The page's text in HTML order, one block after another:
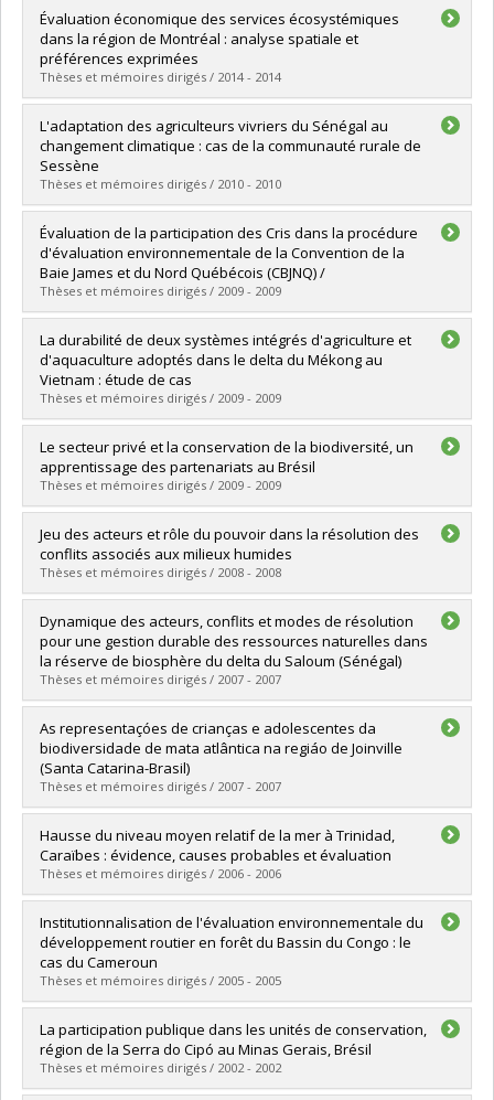
Graduate :Choquette, Martin
Cycle :Master's
Grade :M. Sc.
Lien vers le document dans Papyrus
Évaluation économique des services écosystémiques
dans la région de Montréal : analyse spatiale et
préférences exprimées
Thèses et mémoires dirigés / 2014 - 2014
Graduate :Dupras, Jérôme
Cycle :Doctoral
Grade :Ph. D.
Lien vers le document dans Papyrus
L'adaptation des agriculteurs vivriers du Sénégal au
changement climatique : cas de la communauté rurale de
Sessène
Thèses et mémoires dirigés / 2010 - 2010
Graduate :Fabre, Coline C.
Cycle :Master's
Grade :M. Sc.
Lien vers le document dans Papyrus
Évaluation de la participation des Cris dans la procédure
d'évaluation environnementale de la Convention de la
Baie James et du Nord Québécois (CBJNQ) /
Thèses et mémoires dirigés / 2009 - 2009
Graduate :Le Blanc, Kelly
Cycle :Master's
Grade :M. Sc.
Lien vers le document dans Papyrus
La durabilité de deux systèmes intégrés d'agriculture et
d'aquaculture adoptés dans le delta du Mékong au
Vietnam : étude de cas
Thèses et mémoires dirigés / 2009 - 2009
Graduate :Tanguay, Louis
Cycle :Master's
Grade :M. Sc.
Lien vers le document dans Papyrus
Le secteur privé et la conservation de la biodiversité, un
apprentissage des partenariats au Brésil
Thèses et mémoires dirigés / 2009 - 2009
Graduate :Beaulac, Geneviève
Cycle :Doctoral
Grade :Ph. D.
Lien vers le document dans Papyrus
Jeu des acteurs et rôle du pouvoir dans la résolution des
conflits associés aux milieux humides
Thèses et mémoires dirigés / 2008 - 2008
Graduate : Benmehrez, Malia
Cycle :Master's
Grade :M. Sc.
Lien vers le document dans Papyrus
Dynamique des acteurs, conflits et modes de résolution
pour une gestion durable des ressources naturelles dans
la réserve de biosphère du delta du Saloum (Sénégal)
Thèses et mémoires dirigés / 2007 - 2007
Graduate :Fall, Marie
Cycle :Doctoral
Grade :Ph. D.
Lien vers le document dans Papyrus
As representaçóes de crianças e adolescentes da
biodiversidade de mata atlântica na regiáo de Joinville
(Santa Catarina-Brasil)
Thèses et mémoires dirigés / 2007 - 2007
Graduate :Schwarz, Maria Luiza
Cycle :Doctoral
Grade :Ph. D.
Lien vers le document dans Papyrus
Hausse du niveau moyen relatif de la mer à Trinidad,
Caraïbes : évidence, causes probables et évaluation
Thèses et mémoires dirigés / 2006 - 2006
Graduate :El Fouladi, Abderrahman
Cycle :Doctoral
Grade :Ph. D.
Lien vers le document dans Papyrus
Institutionnalisation de l'évaluation environnementale du
développement routier en forêt du Bassin du Congo : le
cas du Cameroun
Thèses et mémoires dirigés / 2005 - 2005
Graduate :Bitondo, Dieudonné
Cycle : Doctoral
Grade :Ph. D.
Lien vers le document dans Papyrus
La participation publique dans les unités de conservation,
région de la Serra do Cipó au Minas Gerais, Brésil
Thèses et mémoires dirigés / 2002 - 2002